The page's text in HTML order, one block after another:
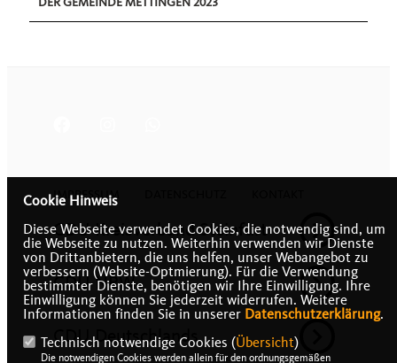
IMPRESSUM
CDU Kreisverband Steinfurt
CDU NRW
CDU Deutschlands
Cookie Hinweis
Diese Webseite verwendet Cookies, die notwendig sind, um
die Webseite zu nutzen. Weiterhin verwenden wir Dienste
von Drittanbietern, die uns helfen, unser Webangebot zu
verbessern (Website-Optmierung). Für die Verwendung
bestimmter Dienste, benötigen wir Ihre Einwilligung. Ihre
Einwilligung können Sie jederzeit widerrufen. Weitere
Informationen finden Sie in unserer Datenschutzerklärung.
Technisch notwendige Cookies (Übersicht)
Die notwendigen Cookies werden allein für den ordnungsgemäßen